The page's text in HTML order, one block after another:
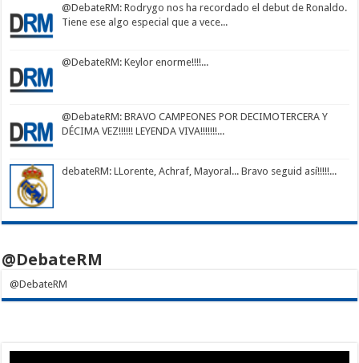
@DebateRM: Rodrygo nos ha recordado el debut de Ronaldo.
Tiene ese algo especial que a vece...
@DebateRM: Keylor enorme!!!!...
@DebateRM: BRAVO CAMPEONES POR DECIMOTERCERA Y
DÉCIMA VEZ!!!!!! LEYENDA VIVA!!!!!!!...
debateRM: LLorente, Achraf, Mayoral... Bravo seguid así!!!!!...
@DebateRM
@DebateRM